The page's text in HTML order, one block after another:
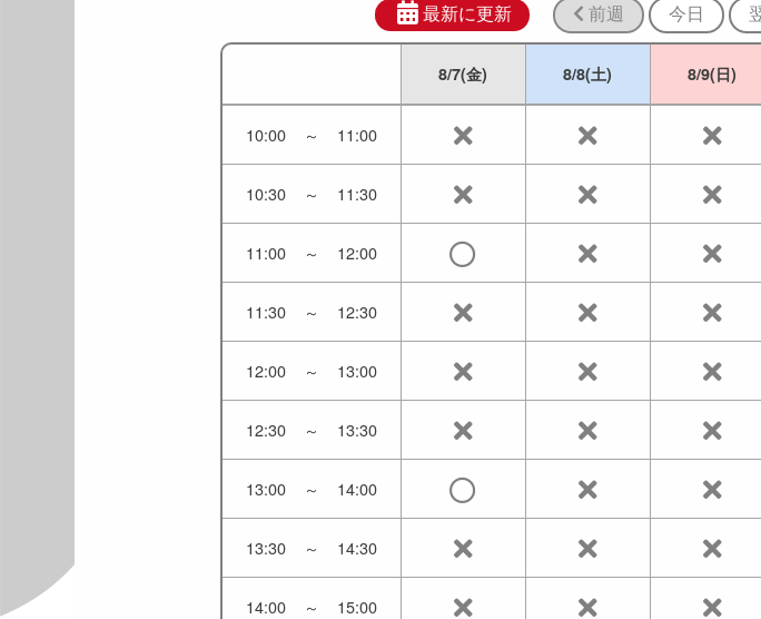
最新に更新 前週 今日
8/7(金) 8/8(土) 8/9(日)
10:00 ～ 11:00
10:30 ～ 11:30
11:00 ～ 12:00
11:30 ～ 12:30
12:00 ～ 13:00
12:30 ～ 13:30
13:00 ～ 14:00
13:30 ～ 14:30
14:00 ～ 15:00